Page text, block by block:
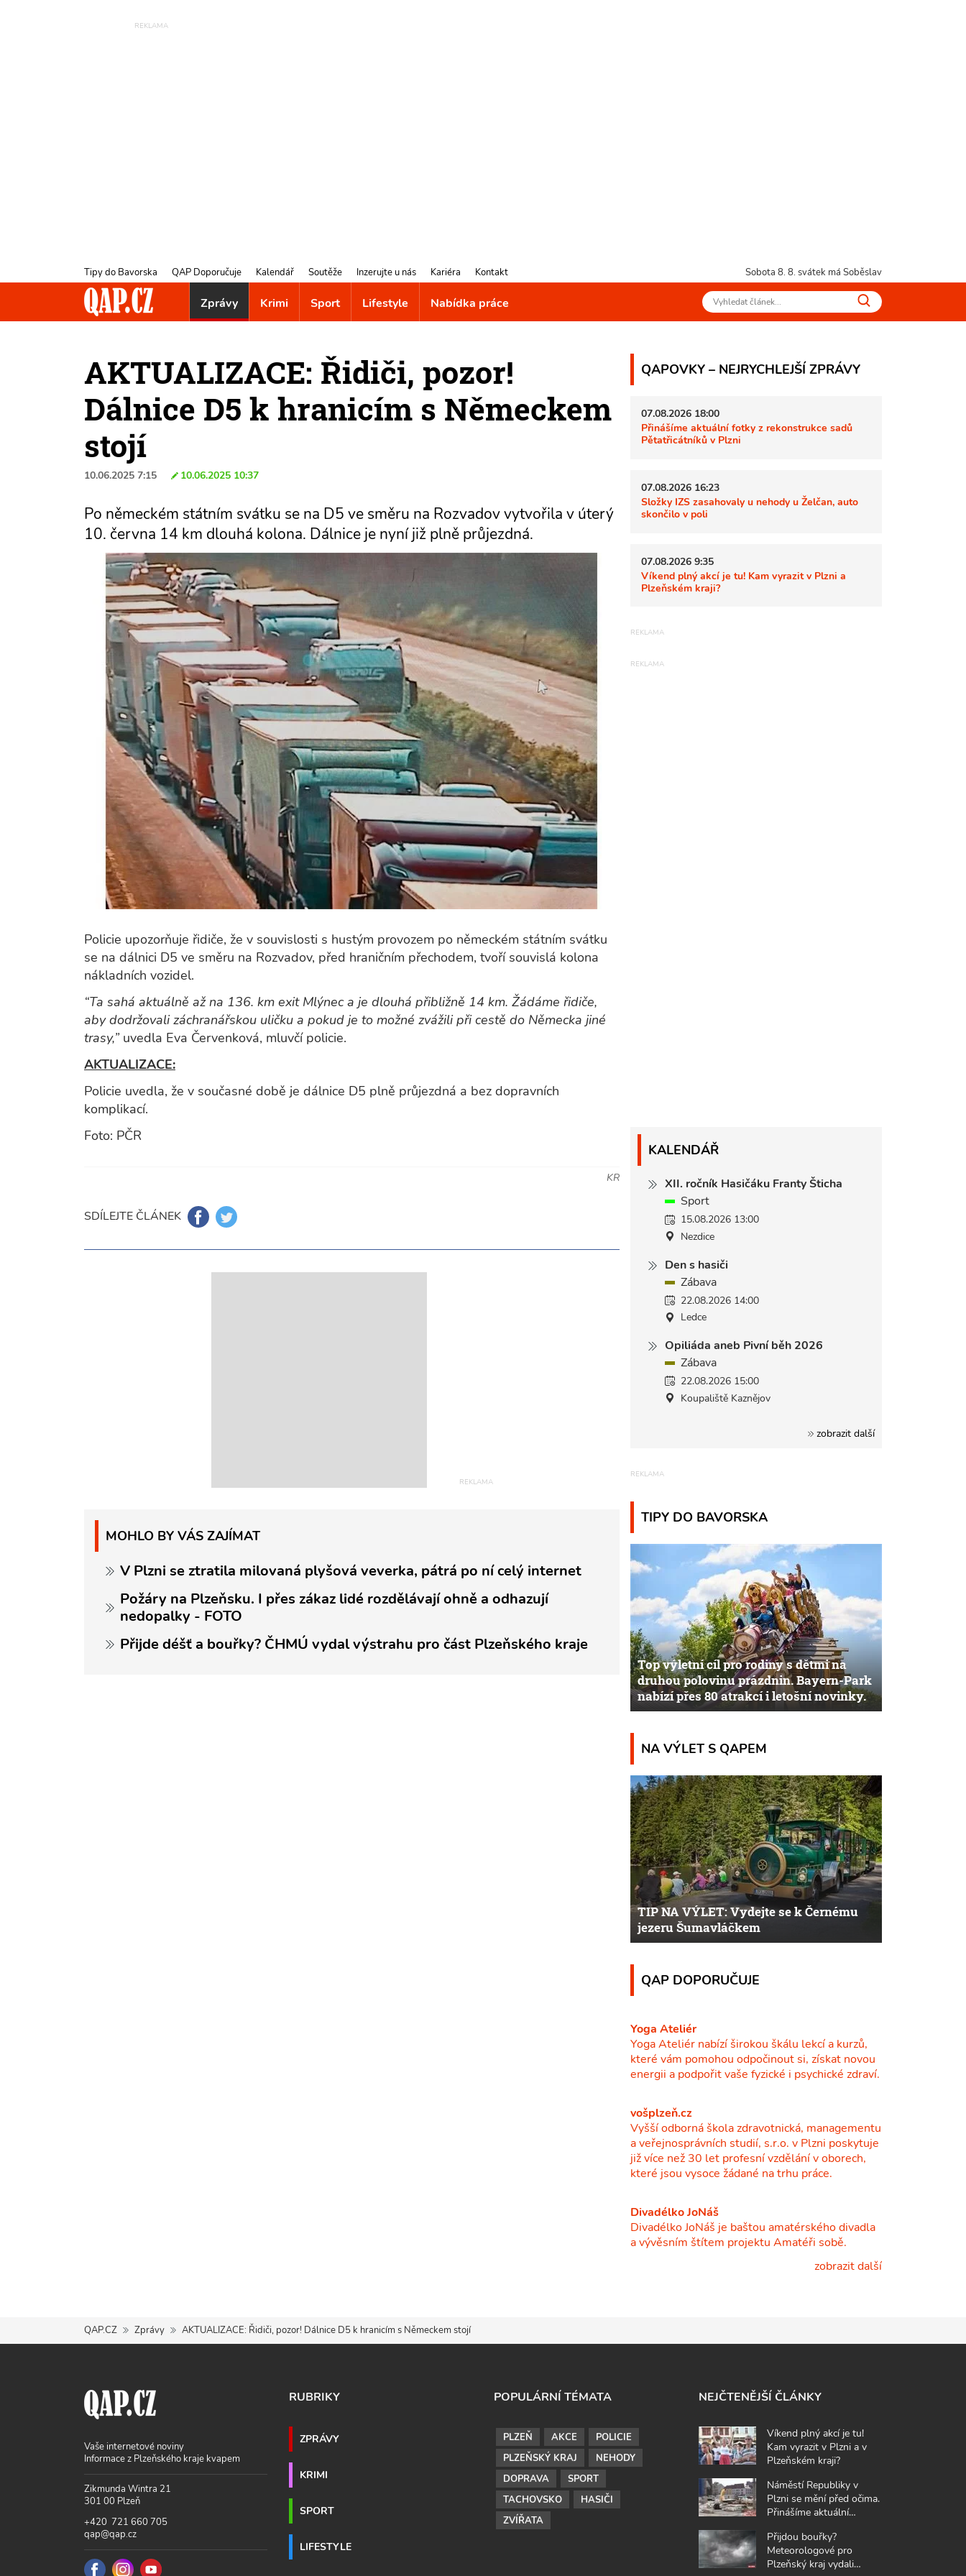
Tipy do Bavorska QAP Doporučuje Kalendář Soutěže Inzerujte u nás Kariéra Kontakt Sobota 8. 8. svátek má Soběslav
Zprávy Krimi Sport Lifestyle Nabídka práce
AKTUALIZACE: Řidiči, pozor!
Dálnice D5 k hranicím s Německem
stojí
10.06.2025 7:15 10.06.2025 10:37
Po německém státním svátku se na D5 ve směru na Rozvadov vytvořila v úterý
10. června 14 km dlouhá kolona. Dálnice je nyní již plně průjezdná.
Policie upozorňuje řidiče, že v souvislosti s hustým provozem po německém státním svátku
se na dálnici D5 ve směru na Rozvadov, před hraničním přechodem, tvoří souvislá kolona
nákladních vozidel.
“Ta sahá aktuálně až na 136. km exit Mlýnec a je dlouhá přibližně 14 km. Žádáme řidiče,
aby dodržovali záchranářskou uličku a pokud je to možné zvážili při cestě do Německa jiné
trasy,” uvedla Eva Červenková, mluvčí policie.
AKTUALIZACE:
Policie uvedla, že v současné době je dálnice D5 plně průjezdná a bez dopravních
komplikací.
Foto: PČR
KR
SDÍLEJTE ČLÁNEK
MOHLO BY VÁS ZAJÍMAT
V Plzni se ztratila milovaná plyšová veverka, pátrá po ní celý internet
Požáry na Plzeňsku. I přes zákaz lidé rozdělávají ohně a odhazují
nedopalky - FOTO
Přijde déšť a bouřky? ČHMÚ vydal výstrahu pro část Plzeňského kraje
QAPOVKY – NEJRYCHLEJŠÍ ZPRÁVY
07.08.2026 18:00
Přinášíme aktuální fotky z rekonstrukce sadů
Pětatřicátníků v Plzni
07.08.2026 16:23
Složky IZS zasahovaly u nehody u Želčan, auto
skončilo v poli
07.08.2026 9:35
Víkend plný akcí je tu! Kam vyrazit v Plzni a
Plzeňském kraji?
KALENDÁŘ
XII. ročník Hasičáku Franty Šticha
Sport
15.08.2026 13:00
Nezdice
Den s hasiči
Zábava
22.08.2026 14:00
Ledce
Opiliáda aneb Pivní běh 2026
Zábava
22.08.2026 15:00
Koupaliště Kaznějov
zobrazit další
TIPY DO BAVORSKA
Top výletní cíl pro rodiny s dětmi na
druhou polovinu prázdnin. Bayern-Park
nabízí přes 80 atrakcí i letošní novinky.
NA VÝLET S QAPEM
TIP NA VÝLET: Vydejte se k Černému
jezeru Šumavláčkem
QAP DOPORUČUJE
Yoga Ateliér
Yoga Ateliér nabízí širokou škálu lekcí a kurzů,
které vám pomohou odpočinout si, získat novou
energii a podpořit vaše fyzické i psychické zdraví.
vošplzeň.cz
Vyšší odborná škola zdravotnická, managementu
a veřejnosprávních studií, s.r.o. v Plzni poskytuje
již více než 30 let profesní vzdělání v oborech,
které jsou vysoce žádané na trhu práce.
Divadélko JoNáš
Divadélko JoNáš je baštou amatérského divadla
a vývěsním štítem projektu Amatéři sobě.
zobrazit další
QAP.CZ Zprávy AKTUALIZACE: Řidiči, pozor! Dálnice D5 k hranicím s Německem stojí
Vaše internetové noviny
Informace z Plzeňského kraje kvapem
Zikmunda Wintra 21
301 00 Plzeň
+420 721 660 705
qap@qap.cz
RUBRIKY
ZPRÁVY
KRIMI
SPORT
LIFESTYLE
POPULÁRNÍ TÉMATA
PLZEŇ AKCE
POLICIE
PLZEŇSKÝ KRAJ
NEHODY
DOPRAVA
SPORT
TACHOVSKO
HASIČI
ZVÍŘATA
NEJČTENĚJŠÍ ČLÁNKY
Víkend plný akcí je tu!
Kam vyrazit v Plzni a v
Plzeňském kraji?
Náměstí Republiky v
Plzni se mění před očima.
Přinášíme aktuální
Přijdou bouřky?
Meteorologové pro
Plzeňský kraj vydali